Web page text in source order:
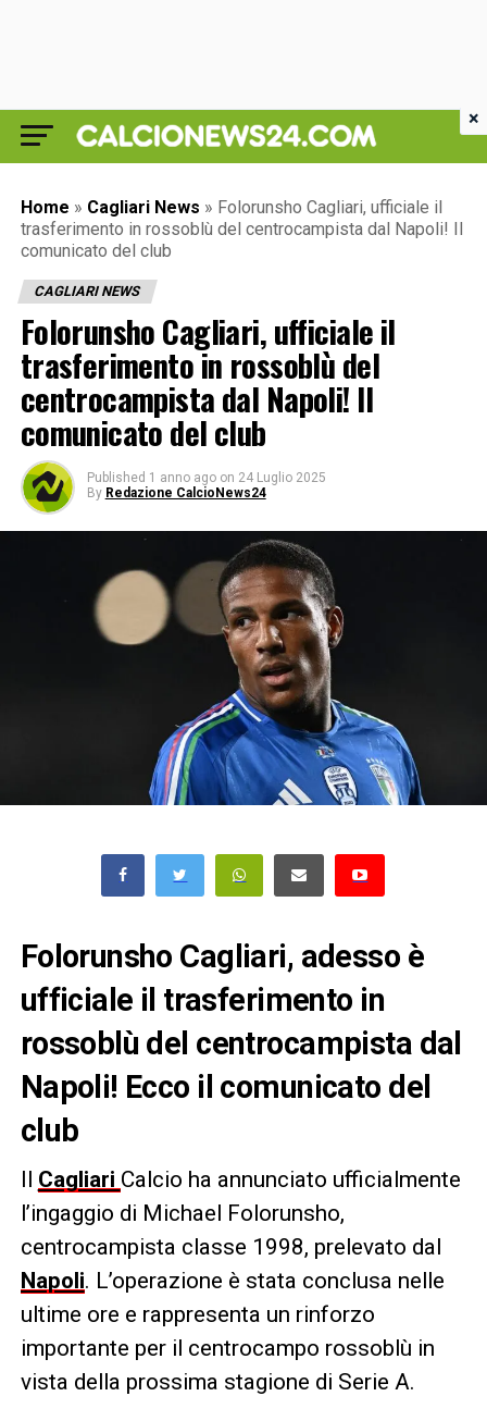
Home » Cagliari News » Folorunsho Cagliari, ufficiale il
trasferimento in rossoblù del centrocampista dal Napoli! Il
comunicato del club
CAGLIARI NEWS
Folorunsho Cagliari, ufficiale il
trasferimento in rossoblù del
centrocampista dal Napoli! Il
comunicato del club
Published 1 anno ago on 24 Luglio 2025
By Redazione CalcioNews24
Folorunsho Cagliari, adesso è
ufficiale il trasferimento in
rossoblù del centrocampista dal
Napoli! Ecco il comunicato del
club
Il Cagliari Calcio ha annunciato ufficialmente
l’ingaggio di Michael Folorunsho,
centrocampista classe 1998, prelevato dal
Napoli. L’operazione è stata conclusa nelle
ultime ore e rappresenta un rinforzo
importante per il centrocampo rossoblù in
vista della prossima stagione di Serie A.
×